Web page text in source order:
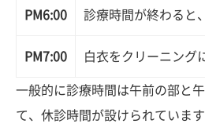
PM6:00 診療時間が終わると
PM7:00 白衣をクリーニング
一般的に診療時間は午前の部と
て、休診時間が設けられていま